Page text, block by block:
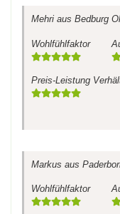
Mehri aus Bedburg
Wohlfühlfaktor
Preis-Leistung
Markus aus
Wohlfühlfaktor